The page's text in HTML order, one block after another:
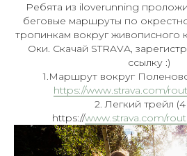
Ребята из iloverunning
беговые маршруты по
тропинкам вокруг живописного
Оки. Скачай STRAVA,
ссылку :)
1.Маршрут вокруг
https://www.strava.com/
2. Легкий трейл
https://www.strava.com/